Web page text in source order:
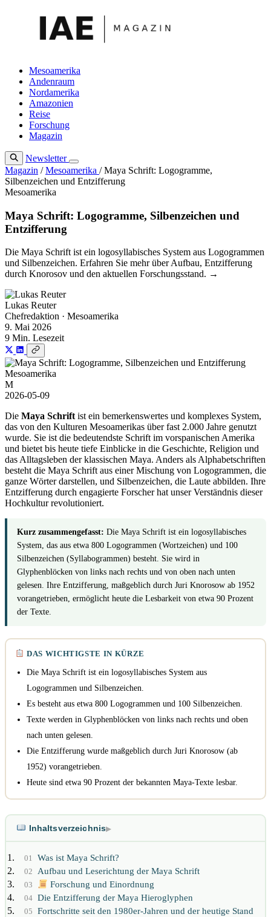
Mesoamerika
Andenraum
Nordamerika
Amazonien
Reise
Forschung
Magazin
Newsletter
Magazin / Mesoamerika / Maya Schrift: Logogramme,
Silbenzeichen und Entzifferung
Mesoamerika
Maya Schrift: Logogramme, Silbenzeichen und
Entzifferung
Die Maya Schrift ist ein logosyllabisches System aus Logogrammen
und Silbenzeichen. Erfahren Sie mehr über Aufbau, Entzifferung
durch Knorosov und den aktuellen Forschungsstand. →
Lukas Reuter
Chefredaktion · Mesoamerika
9. Mai 2026
9 Min. Lesezeit
Mesoamerika
M
2026-05-09
Die Maya Schriftist ein bemerkenswertes und komplexes System,
das von den Kulturen Mesoamerikas über fast 2.000 Jahre genutzt
wurde. Sie ist die bedeutendste Schrift im vorspanischen Amerika
und bietet bis heute tiefe Einblicke in die Geschichte, Religion und
das Alltagsleben der klassischen Maya. Anders als Alphabetschriften
besteht die Maya Schrift aus einer Mischung von Logogrammen, die
ganze Wörter darstellen, und Silbenzeichen, die Laute abbilden. Ihre
Entzifferung durch engagierte Forscher hat unser Verständnis dieser
Hochkultur revolutioniert.
Kurz zusammengefasst: Die Maya Schrift ist ein logosyllabisches
System, das aus etwa 800 Logogrammen (Wortzeichen) und 100
Silbenzeichen (Syllabogrammen) besteht. Sie wird in
Glyphenblöcken von links nach rechts und von oben nach unten
gelesen. Ihre Entzifferung, maßgeblich durch Juri Knorosow ab 1952
vorangetrieben, ermöglicht heute die Lesbarkeit von etwa 90 Prozent
der Texte.
DAS WICHTIGSTE IN KÜRZE
Die Maya Schrift ist ein logosyllabisches System aus
Logogrammen und Silbenzeichen.
Es besteht aus etwa 800 Logogrammen und 100 Silbenzeichen.
Texte werden in Glyphenblöcken von links nach rechts und oben
nach unten gelesen.
Die Entzifferung wurde maßgeblich durch Juri Knorosow (ab
1952) vorangetrieben.
Heute sind etwa 90 Prozent der bekannten Maya-Texte lesbar.
Inhaltsverzeichnis▶
01 Was ist Maya Schrift?
02 Aufbau und Leserichtung der Maya Schrift
03 Forschung und Einordnung
04 Die Entzifferung der Maya Hieroglyphen
05 Fortschritte seit den 1980er-Jahren und der heutige Stand